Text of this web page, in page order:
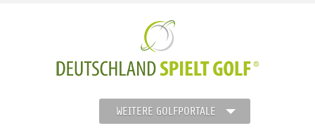
WEITERE GOLFPORTALE